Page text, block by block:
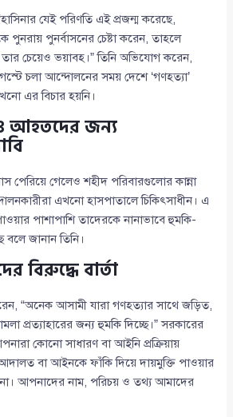
যেই পরিণতি এই প্রজন্ম করেছে,
পুনরায় পুনর্বাসনের চেষ্টা করেন, তাহলে
চেয়েও ভয়াবহ।” তিনি অভিযোগ করেন,
চলা আন্দোলনের সময় দেশে ‘গণহত্যা’
এর বিচার হয়নি।
আহতদের জন্য
পেরিয়ে গেলেও শহীদ পরিবারগুলোর কান্না
এখনো হাসপাতালে চিকিৎসাধীন। এ
পাশাপাশি তাদেরকে নানাভাবে হুমকি-
জানান তিনি।
বিরুদ্ধে বার্তা
“অনেক আসামী যারা গণহত্যার সাথে জড়িত,
প্রত্যাহারের জন্য হুমকি দিচ্ছে।” সরকারের
কোনো সাধারণ বা আইনি প্রক্রিয়ায়
বা আইনকে ফাঁকি দিয়ে দায়মুক্তি পাওয়ার
আপনাদের নাম, পরিচয় ও তথ্য আমাদের